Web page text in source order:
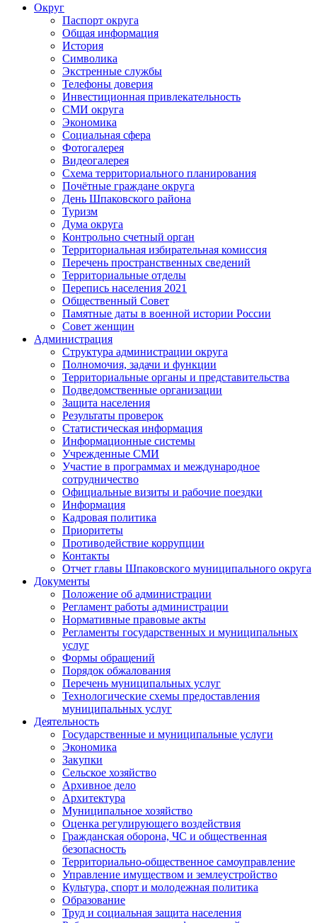
Округ
Паспорт округа
Общая информация
История
Символика
Экстренные службы
Телефоны доверия
Инвестиционная привлекательность
СМИ округа
Экономика
Социальная сфера
Фотогалерея
Видеогалерея
Схема территориального планирования
Почётные граждане округа
День Шпаковского района
Туризм
Дума округа
Контрольно счетный орган
Территориальная избирательная комиссия
Перечень пространственных сведений
Территориальные отделы
Перепись населения 2021
Общественный Совет
Памятные даты в военной истории России
Совет женщин
Администрация
Структура администрации округа
Полномочия, задачи и функции
Территориальные органы и представительства
Подведомственные организации
Защита населения
Результаты проверок
Статистическая информация
Информационные системы
Учрежденные СМИ
Участие в программах и международное
сотрудничество
Официальные визиты и рабочие поездки
Информация
Кадровая политика
Приоритеты
Противодействие коррупции
Контакты
Отчет главы Шпаковского муниципального округа
Документы
Положение об администрации
Регламент работы администрации
Нормативные правовые акты
Регламенты государственных и муниципальных
услуг
Формы обращений
Порядок обжалования
Перечень муниципальных услуг
Технологические схемы предоставления
муниципальных услуг
Деятельность
Государственные и муниципальные услуги
Экономика
Закупки
Сельское хозяйство
Архивное дело
Архитектура
Муниципальное хозяйство
Оценка регулирующего воздействия
Гражданская оборона, ЧС и общественная
безопасность
Территориально-общественное самоуправление
Управление имуществом и землеустройство
Культура, спорт и молодежная политика
Образование
Труд и социальная защита населения